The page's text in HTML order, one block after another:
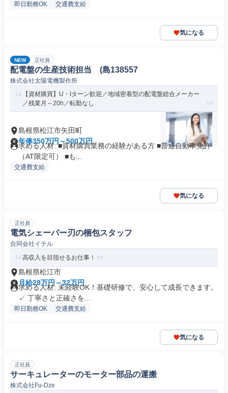
即日勤務OK 交通費支給
気になる
NEW 正社員
配電盤の生産技術担当 (島138557
株式会社太陽電機製作所
【資材購買】U・Iターン歓迎／地域密着型の配電盤総合メーカー
／残業月～20h／転勤なし
島根県松江市矢田町
年俸350万円～500万円
求める人材: ■資材購買業務の経験がある方 ■普通自動車免許
（AT限定可） ■も...
交通費支給
気になる
正社員
電気シェーバー刃の梱包スタッフ
合同会社イテル
高収入を目指せるお仕事！
島根県松江市
月給28万円～32万円
求める人材: 未経験OK！基礎研修で、安心して成長できます。
✓ 丁寧さと正確さを...
即日勤務OK 交通費支給
気になる
正社員
サーキュレーターのモーター部品の運搬
株式会社Fu-Dze